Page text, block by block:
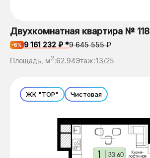
Двухкомнатная квартира № 118
-6% 9 161 232 ₽ *9 645 555 ₽
Площадь, м2:62.94Этаж:13/25
ЖК "ТОР" Чистовая